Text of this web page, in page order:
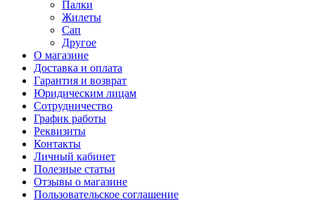
Палки
Жилеты
Сап
Другое
О магазине
Доставка и оплата
Гарантия и возврат
Юридическим лицам
Сотрудничество
График работы
Реквизиты
Контакты
Личный кабинет
Полезные статьи
Отзывы о магазине
Пользовательское соглашение